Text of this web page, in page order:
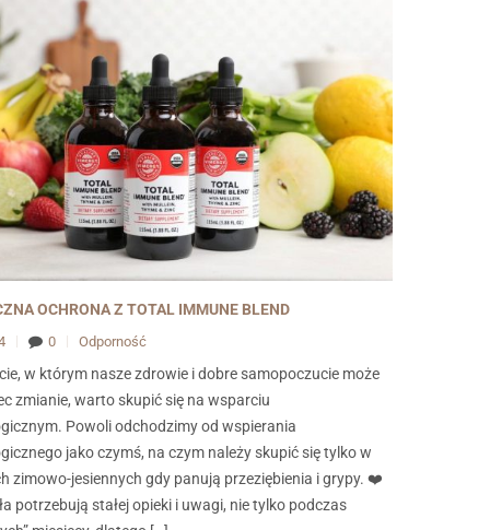
OCHRONA Z TOTAL IMMUNE BLEND
0 Odporność
w którym nasze zdrowie i dobre samopoczucie może
zmianie, warto skupić się na wsparciu
Powoli odchodzimy od wspierania
jako czymś, na czym należy skupić się tylko w
zimowo-jesiennych gdy panują przeziębienia i grypy. ❤️
potrzebują stałej opieki i uwagi, nie tylko podczas